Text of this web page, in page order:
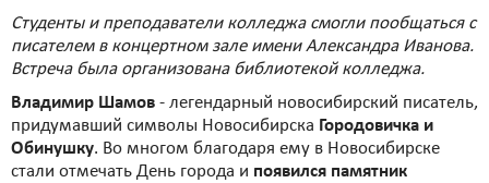
Студенты и преподаватели колледжа смогли пообщаться с
писателем в концертном зале имени Александра Иванова.
Встреча была организована библиотекой колледжа.
Владимир Шамов - легендарный новосибирский писатель,
придумавший символы Новосибирска Городовичка и
Обинушку. Во многом благодаря ему в Новосибирске
стали отмечать День города и появился памятник